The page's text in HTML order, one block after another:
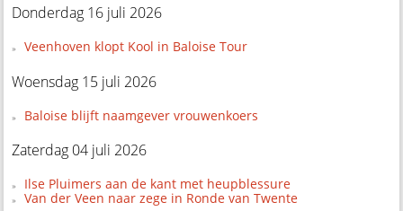
Donderdag 16 juli 2026
Veenhoven klopt Kool in Baloise Tour
Woensdag 15 juli 2026
Baloise blijft naamgever vrouwenkoers
Zaterdag 04 juli 2026
Ilse Pluimers aan de kant met heupblessure
Van der Veen naar zege in Ronde van Twente